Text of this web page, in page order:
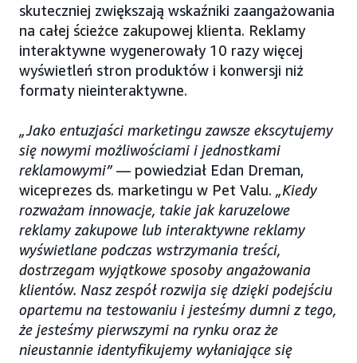
skuteczniej zwiększają wskaźniki zaangażowania
na całej ścieżce zakupowej klienta. Reklamy
interaktywne wygenerowały 10 razy więcej
wyświetleń stron produktów i konwersji niż
formaty nieinteraktywne.
„Jako entuzjaści marketingu zawsze ekscytujemy
się nowymi możliwościami i jednostkami
reklamowymi” — powiedział Edan Dreman,
wiceprezes ds. marketingu w Pet Valu. „Kiedy
rozważam innowacje, takie jak karuzelowe
reklamy zakupowe lub interaktywne reklamy
wyświetlane podczas wstrzymania treści,
dostrzegam wyjątkowe sposoby angażowania
klientów. Nasz zespół rozwija się dzięki podejściu
opartemu na testowaniu i jesteśmy dumni z tego,
że jesteśmy pierwszymi na rynku oraz że
nieustannie identyfikujemy wyłaniające się